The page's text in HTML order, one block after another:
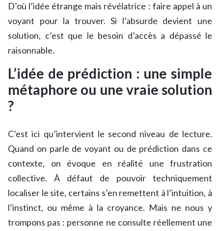
D’où l’idée étrange mais révélatrice : faire appel à un
voyant pour la trouver. Si l’absurde devient une
solution, c’est que le besoin d’accès a dépassé le
raisonnable.
L’idée de prédiction : une simple
métaphore ou une vraie solution
?
C’est ici qu’intervient le second niveau de lecture.
Quand on parle de voyant ou de prédiction dans ce
contexte, on évoque en réalité une frustration
collective. À défaut de pouvoir techniquement
localiser le site, certains s’en remettent à l’intuition, à
l’instinct, ou même à la croyance. Mais ne nous y
trompons pas : personne ne consulte réellement une